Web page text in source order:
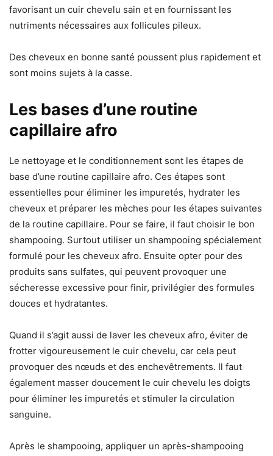
favorisant un cuir chevelu sain et en fournissant les
nutriments nécessaires aux follicules pileux.
Des cheveux en bonne santé poussent plus rapidement et
sont moins sujets à la casse.
Les bases d’une routine
capillaire afro
Le nettoyage et le conditionnement sont les étapes de
base d’une routine capillaire afro. Ces étapes sont
essentielles pour éliminer les impuretés, hydrater les
cheveux et préparer les mèches pour les étapes suivantes
de la routine capillaire. Pour se faire, il faut choisir le bon
shampooing. Surtout utiliser un shampooing spécialement
formulé pour les cheveux afro. Ensuite opter pour des
produits sans sulfates, qui peuvent provoquer une
sécheresse excessive pour finir, privilégier des formules
douces et hydratantes.
Quand il s’agit aussi de laver les cheveux afro, éviter de
frotter vigoureusement le cuir chevelu, car cela peut
provoquer des nœuds et des enchevêtrements. Il faut
également masser doucement le cuir chevelu les doigts
pour éliminer les impuretés et stimuler la circulation
sanguine.
Après le shampooing, appliquer un après-shampooing